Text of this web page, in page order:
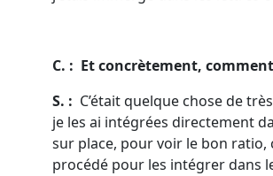
C. : Et concrètement,
S. : C’était quelque chose de
je les ai intégrées directement
sur place, pour voir le bon ratio,
procédé pour les intégrer dans